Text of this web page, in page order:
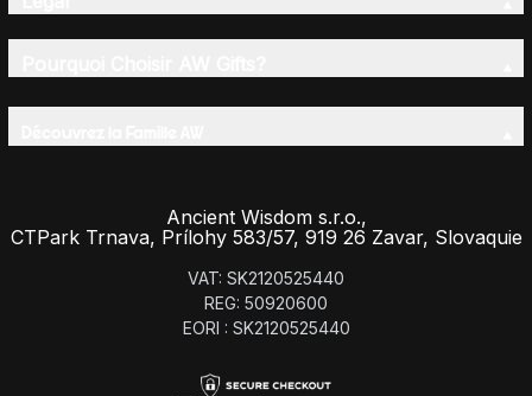
Ancient Wisdom s.r.o.,
CTPark Trnava, Prílohy 583/57, 919 26 Zavar, Slovaquie
VAT: SK2120525440
REG: 50920600
EORI : SK2120525440